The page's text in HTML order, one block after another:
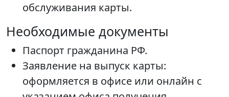
обслуживания карты.
Необходимые документы
Паспорт гражданина РФ.
Заявление на выпуск карты:
оформляется в офисе или онлайн с